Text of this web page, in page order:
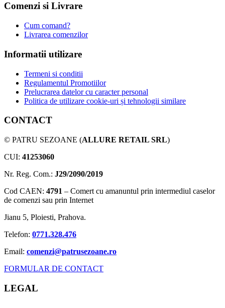
Comenzi si Livrare
Cum comand?
Livrarea comenzilor
Informatii utilizare
Termeni si conditii
Regulamentul Promotiilor
Prelucrarea datelor cu caracter personal
Politica de utilizare cookie-uri și tehnologii similare
CONTACT
© PATRU SEZOANE (ALLURE RETAIL SRL)
CUI: 41253060
Nr. Reg. Com.: J29/2090/2019
Cod CAEN: 4791 – Comert cu amanuntul prin intermediul caselor
de comenzi sau prin Internet
Jianu 5, Ploiesti, Prahova.
Telefon: 0771.328.476
Email: comenzi@patrusezoane.ro
FORMULAR DE CONTACT
LEGAL